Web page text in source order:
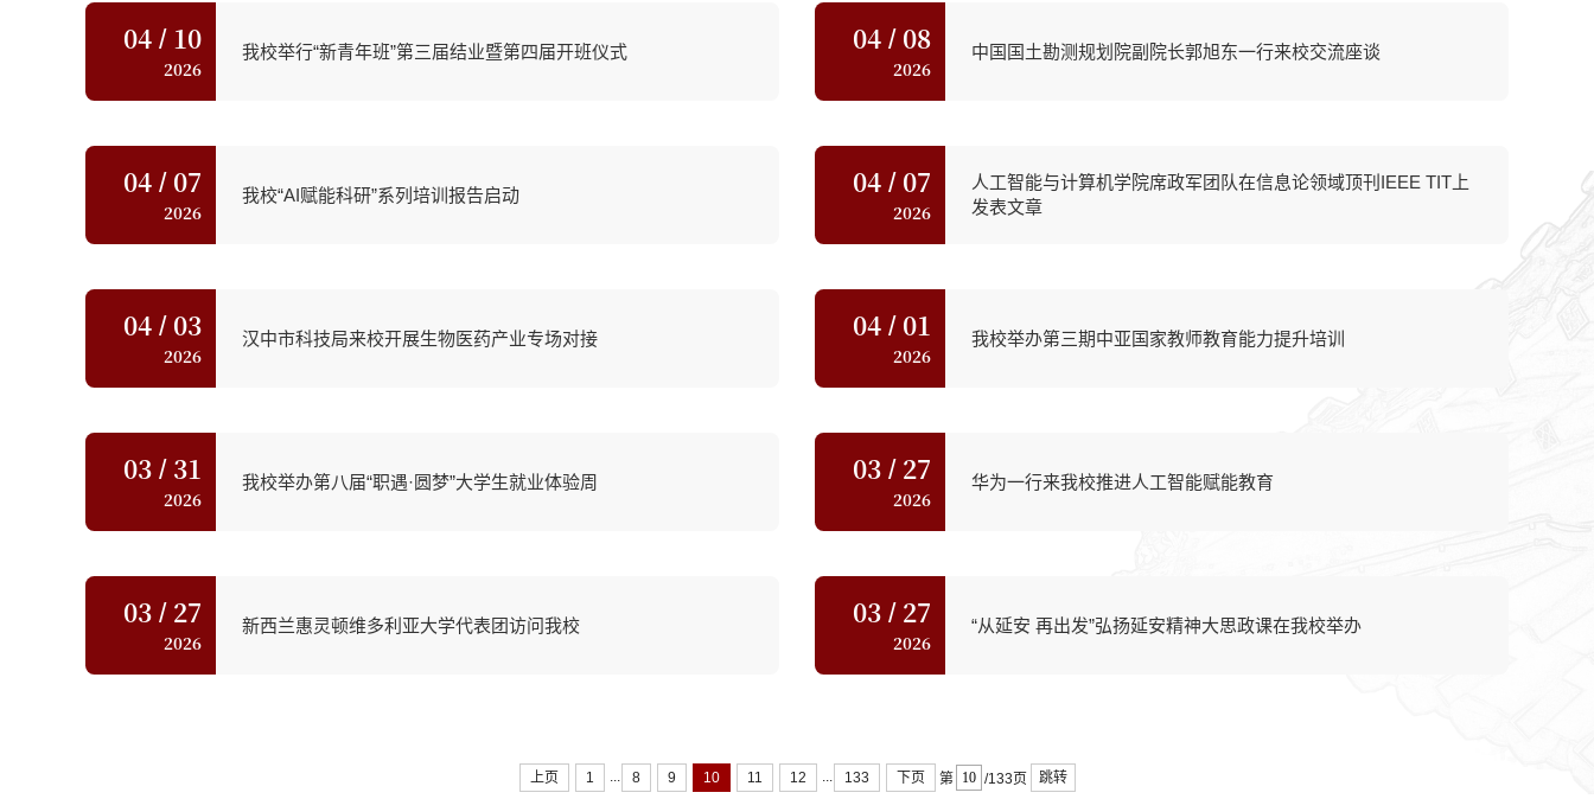
04 / 10
2026
我校举行“新青年班”第三届结业暨第四届开班仪式 04 / 08
2026
中国国土勘测规划院副院长郭旭东一行来校交流座谈
04 / 07
2026
我校“AI赋能科研”系列培训报告启动 04 / 07
2026
人工智能与计算机学院席政军团队在信息论领域顶刊IEEE TIT上
发表文章
04 / 03
2026
汉中市科技局来校开展生物医药产业专场对接 04 / 01
2026
我校举办第三期中亚国家教师教育能力提升培训
03 / 31
2026
我校举办第八届“职遇·圆梦”大学生就业体验周 03 / 27
2026
华为一行来我校推进人工智能赋能教育
03 / 27
2026
新西兰惠灵顿维多利亚大学代表团访问我校 03 / 27
2026
“从延安 再出发”弘扬延安精神大思政课在我校举办
上页 1 ... 8 9 10 11 12 ... 133 下页 第 /133页 跳转